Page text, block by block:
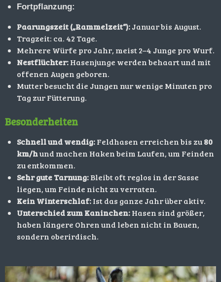
Fortpflanzung:
Paarungszeit („Rammelzeit“):Januar bis August.
Tragzeit: ca. 42 Tage.
Mehrere Würfe pro Jahr, meist 2–4 Junge pro Wurf.
Nestflüchter:Hasenjunge werden behaart und mit
offenen Augen geboren.
Mutter besucht die Jungen nur wenige Minuten pro
Tag zur Fütterung.
Besonderheiten
Schnell und wendig:Feldhasen erreichen bis zu80
km/hund machen Haken beim Laufen, um Feinden
zu entkommen.
Sehr gute Tarnung:Bleibt oft reglos in der Sasse
liegen, um Feinde nicht zu verraten.
Kein Winterschlaf:Ist das ganze Jahr über aktiv.
Unterschied zum Kaninchen:Hasen sind größer,
haben längere Ohren und leben nicht in Bauen,
sondern oberirdisch.